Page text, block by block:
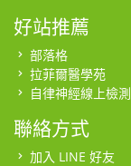
好站推薦
部落格
拉菲爾醫學苑
自律神經線上檢測
聯絡方式
加入 LINE 好友